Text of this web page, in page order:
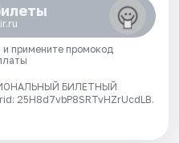
примените промокод
БИЛЕТНЫЙ
25H8d7vbP8SRTvHZrUcdLB.